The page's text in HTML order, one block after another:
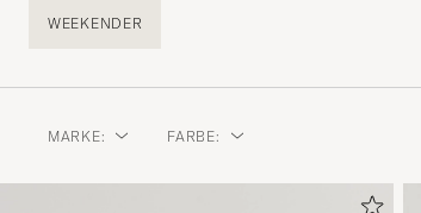
WEEKENDER
MARKE: FARBE: